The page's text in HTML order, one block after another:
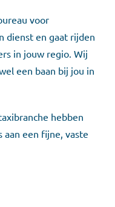
voor
dienst en gaat rijden
in jouw regio. Wij
een baan bij jou in
hebben
aan een fijne, vaste